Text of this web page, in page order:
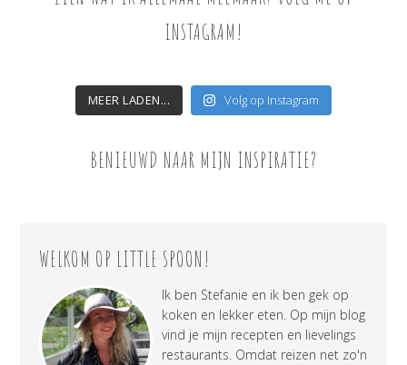
INSTAGRAM!
MEER LADEN... Volg op Instagram
BENIEUWD NAAR MIJN INSPIRATIE?
WELKOM OP LITTLE SPOON!
Ik ben Stefanie en ik ben gek op
koken en lekker eten. Op mijn blog
vind je mijn recepten en lievelings
restaurants. Omdat reizen net zo'n